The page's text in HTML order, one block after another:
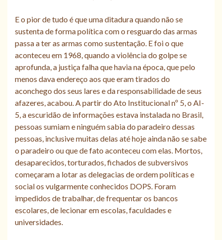
E o pior de tudo é que uma ditadura quando não se
sustenta de forma política com o resguardo das armas
passa a ter as armas como sustentação. E foi o que
aconteceu em 1968, quando a violência do golpe se
aprofunda, a justiça falha que havia na época, que pelo
menos dava endereço aos que eram tirados do
aconchego dos seus lares e da responsabilidade de seus
afazeres, acabou. A partir do Ato Institucional nº 5, o AI-
5, a escuridão de informações estava instalada no Brasil,
pessoas sumiam e ninguém sabia do paradeiro dessas
pessoas, inclusive muitas delas até hoje ainda não se sabe
o paradeiro ou que de fato aconteceu com elas. Mortos,
desaparecidos, torturados, fichados de subversivos
começaram a lotar as delegacias de ordem políticas e
social os vulgarmente conhecidos DOPS. Foram
impedidos de trabalhar, de frequentar os bancos
escolares, de lecionar em escolas, faculdades e
universidades.